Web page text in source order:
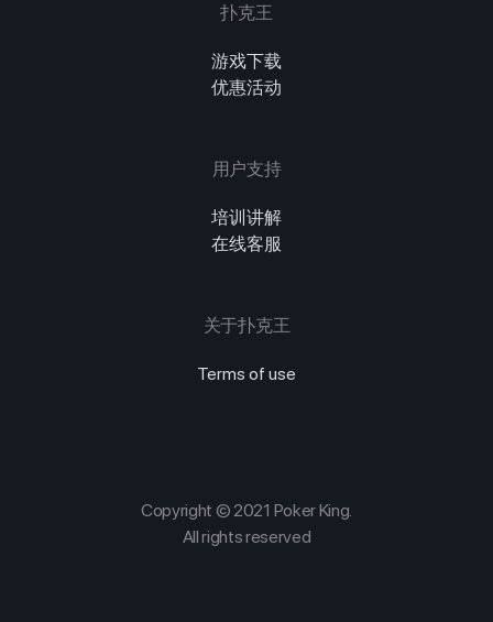
扑克王
游戏下载
优惠活动
用户支持
培训讲解
在线客服
关于扑克王
Terms of use
Copyright © 2021 Poker King.
All rights reserved